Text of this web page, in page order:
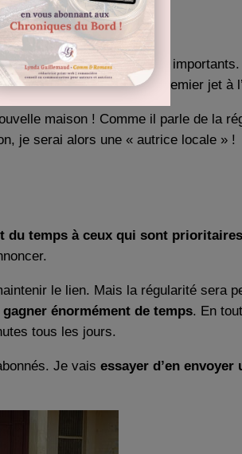
ceux qui sont moins
avec un éditeur pour un premier jet à
maison ! Comme il parle de la
je serai alors une « autrice locale » !
du temps à ceux qui sont prioritaires
le lien. Mais la régularité sera
énormément de temps. En
tous les jours.
Je vais essayer d’en envoyer